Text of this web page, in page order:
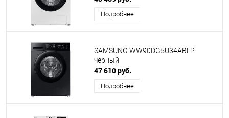
Подробнее
SAMSUNG WW90DG5U34ABLP
черный
47 610 руб.
Подробнее